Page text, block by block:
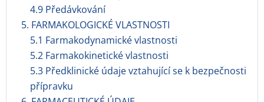
4.9 Předávkování
5. FARMAKOLOGICKÉ VLASTNOSTI
5.1 Farmakodynamické vlastnosti
5.2 Farmakokinetické vlastnosti
5.3 Předklinické údaje vztahující se k bezpečnosti
přípravku